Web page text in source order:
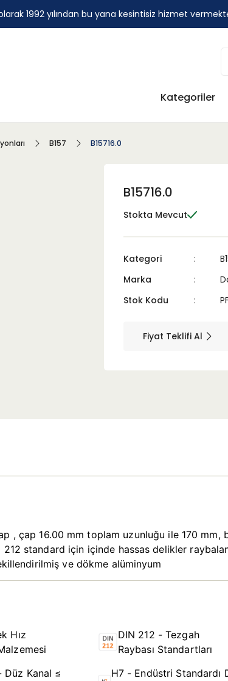
1992 yılından bu yana kesintisiz hizmet
Kategoriler
B157 B15716.0
B15716.0
Stokta Mevcut
Kategori
Marka
Stok Kodu
Fiyat Teklifi Al
, çap 16.00 mm toplam uzunluğu ile 170
standard için içinde hassas delikler
ve dökme alüminyum
Hız
DIN 212 - Tezgah
Raybası Standartları
Düz Kanal ≤
H7 - Endüstri Standardı